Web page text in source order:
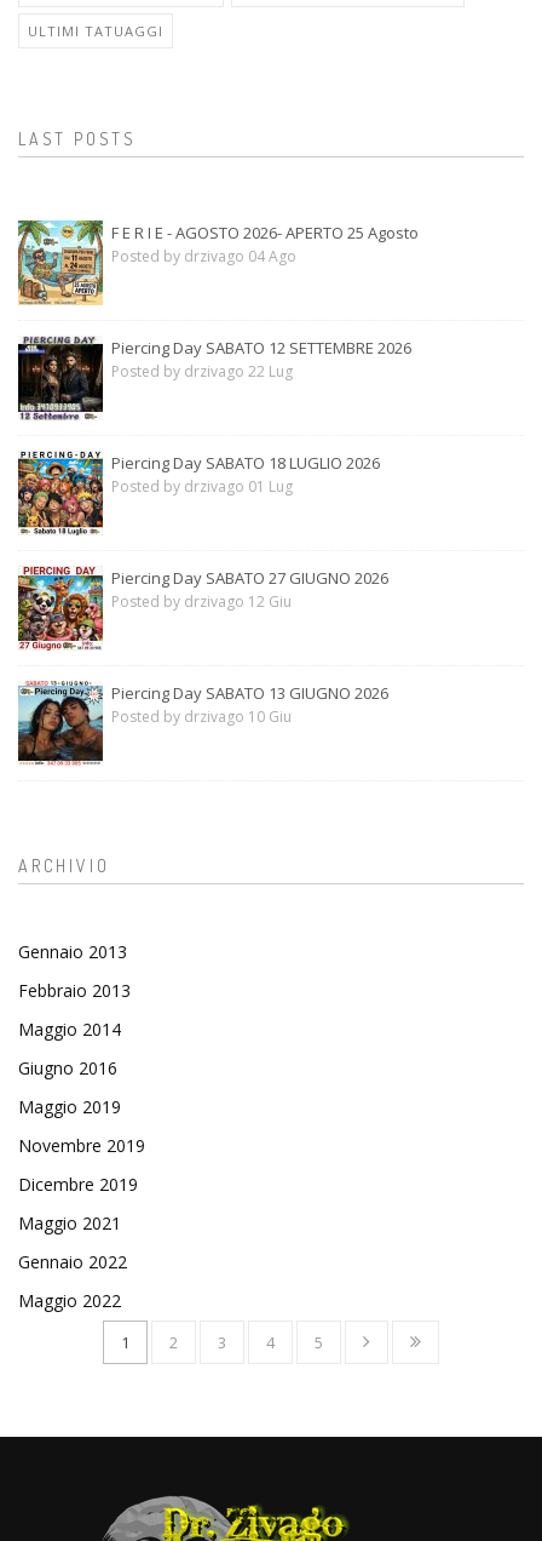
ULTIMI TATUAGGI
LAST POSTS
F E R I E - AGOSTO 2026- APERTO 25 Agosto
Posted by drzivago 04 Ago
Piercing Day SABATO 12 SETTEMBRE 2026
Posted by drzivago 22 Lug
Piercing Day SABATO 18 LUGLIO 2026
Posted by drzivago 01 Lug
Piercing Day SABATO 27 GIUGNO 2026
Posted by drzivago 12 Giu
Piercing Day SABATO 13 GIUGNO 2026
Posted by drzivago 10 Giu
ARCHIVIO
Gennaio 2013
Febbraio 2013
Maggio 2014
Giugno 2016
Maggio 2019
Novembre 2019
Dicembre 2019
Maggio 2021
Gennaio 2022
Maggio 2022
1 2 3 4 5